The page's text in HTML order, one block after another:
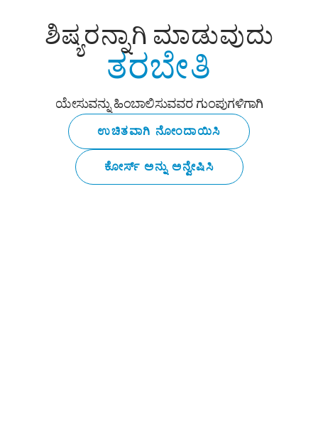
ಶಿಷ್ಯರನ್ನಾಗಿ ಮಾಡುವುದು
ತರಬೇತಿ
ಯೇಸುವನ್ನು ಹಿಂಬಾಲಿಸುವವರ ಗುಂಪುಗಳಿಗಾಗಿ
ಉಚಿತವಾಗಿ ನೋಂದಾಯಿಸಿ
ಕೋರ್ಸ್ ಅನ್ನು ಅನ್ವೇಷಿಸಿ